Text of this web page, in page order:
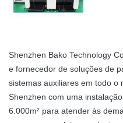
Shenzhen Bako Technology
e fornecedor de soluções de
sistemas auxiliares em todo o
Shenzhen com uma
6.000m² para atender às